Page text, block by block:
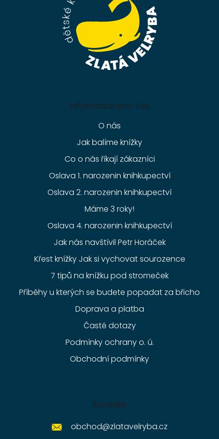
Informace pro vás
O nás
Jak balíme knížky
Co o nás říkají zákazníci
Oslava 1. narozenin knihkupectví
Oslava 2. narozenin knihkupectví
Máme 3 roky!
Oslava 4. narozenin knihkupectví
Jak nás navštívil Petr Horáček
Křest knížky Jak si vychovat sourozence
7 tipů na knížku pod stromeček
Příběhy u kterých se budete popadat za břicho
Doprava a platba
Časté dotazy
Podmínky ochrany o. ú.
Obchodní podmínky
Kontakt
obchod@zlatavelryba.cz